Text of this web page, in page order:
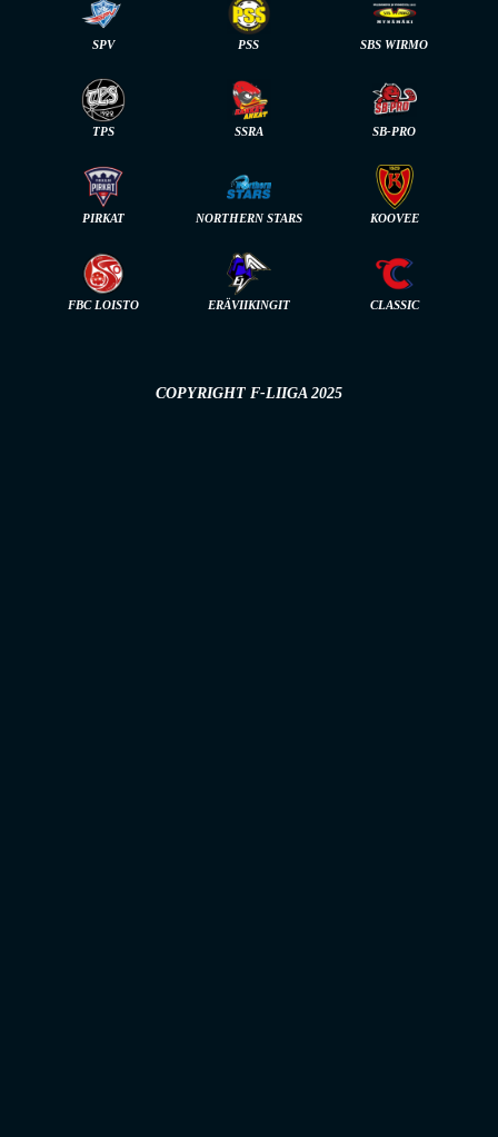
SPV PSS SBS WIRMO
TPS SSRA SB-PRO
PIRKAT NORTHERN STARS KOOVEE
FBC LOISTO ERÄVIIKINGIT CLASSIC
COPYRIGHT F-LIIGA 2025